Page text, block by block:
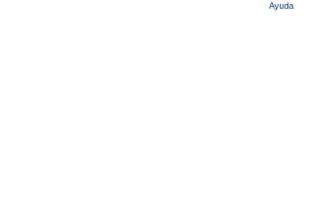
Ayuda